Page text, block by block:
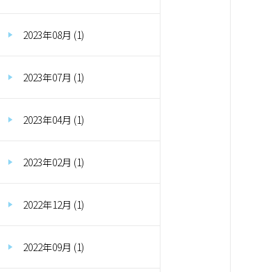
2023年08月 (1)
2023年07月 (1)
2023年04月 (1)
2023年02月 (1)
2022年12月 (1)
2022年09月 (1)